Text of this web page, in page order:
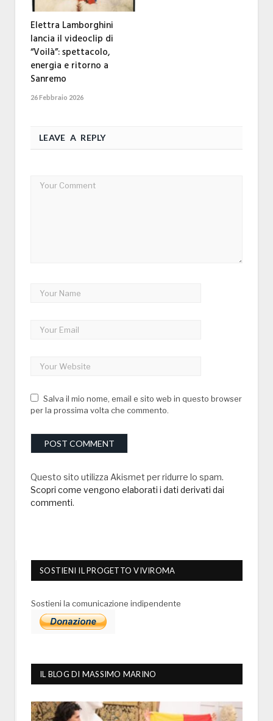
Elettra Lamborghini
lancia il videoclip di
“Voilà”: spettacolo,
energia e ritorno a
Sanremo
26 Febbraio 2026
LEAVE A REPLY
Salva il mio nome, email e sito web in questo browser
per la prossima volta che commento.
Questo sito utilizza Akismet per ridurre lo spam.
Scopri come vengono elaborati i dati derivati dai
commenti.
SOSTIENI IL PROGETTO VIVIROMA
Sostieni la comunicazione indipendente
IL BLOG DI MASSIMO MARINO